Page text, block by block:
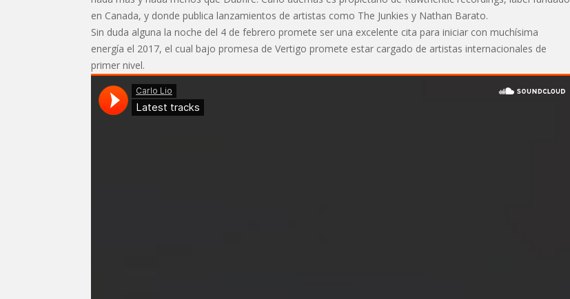
en Canada, y donde publica lanzamientos de artistas como The Junkies y Nathan Barato.
Sin duda alguna la noche del 4 de febrero promete ser una excelente cita para iniciar con muchísima
energía el 2017, el cual bajo promesa de Vertigo promete estar cargado de artistas internacionales de
primer nivel.